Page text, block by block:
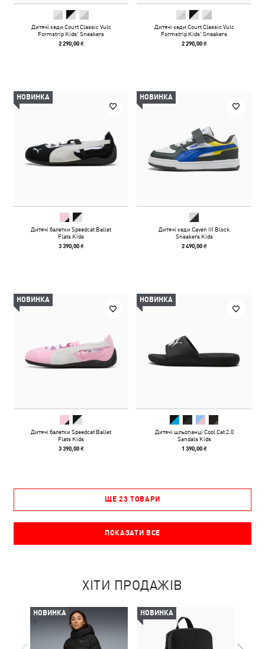
Дитячі кеди Court Classic Vulc
Formstrip Kids' Sneakers
2 290,00 ₴
Дитячі кеди Court Classic Vulc
Formstrip Kids' Sneakers
2 290,00 ₴
НОВИНКА
Дитячі балетки Speedcat Ballet
Flats Kids
3 390,00 ₴
НОВИНКА
Дитячі кеди Caven III Block
Sneakers Kids
2 490,00 ₴
НОВИНКА
Дитячі балетки Speedcat Ballet
Flats Kids
3 390,00 ₴
НОВИНКА
Дитячі шльопанці Cool Cat 2.0
Sandals Kids
1 390,00 ₴
ЩЕ 23 ТОВАРИ
ПОКАЗАТИ ВСЕ
ХІТИ ПРОДАЖІВ
НОВИНКА НОВИНКА